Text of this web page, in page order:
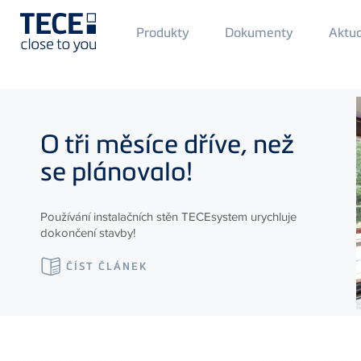
Main
Menü
Produkty Dokumenty
O tři měsíce dříve, než
se plánovalo!
Používání instalačních stěn TECEsystem urychluje
dokončení stavby!
ČÍST ČLÁNEK